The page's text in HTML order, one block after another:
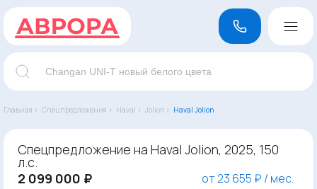
Главная › Спецпредложения › Haval › Jolion › Haval Jolion
Спецпредложение на Haval Jolion, 2025, 150
л.с.
2 099 000 ₽
от 23 655 ₽ / мес.